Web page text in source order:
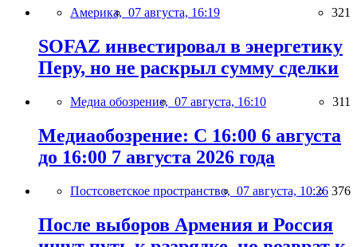
Америка, 07 августа, 16:19 321
SOFAZ инвестировал в энергетику
Перу, но не раскрыл сумму сделки
Медиа обозрение, 07 августа, 16:10 311
Медиаобозрение: С 16:00 6 августа
до 16:00 7 августа 2026 года
Постсоветское пространство, 07 августа, 10:26 376
После выборов Армения и Россия